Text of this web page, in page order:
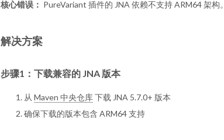
核心错误： PureVariant 插件的 JNA 依赖不支持 ARM64 架构。
解决方案
步骤1：下载兼容的 JNA 版本
从 Maven 中央仓库下载 JNA 5.7.0+ 版本
确保下载的版本包含 ARM64 支持